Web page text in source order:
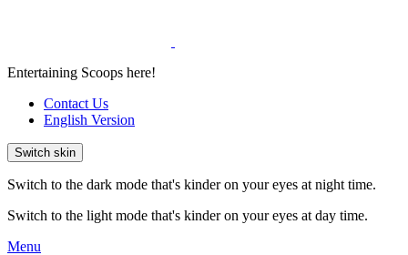
Entertaining Scoops here!
Contact Us
English Version
Switch skin
Switch to the dark mode that's kinder on your eyes at night time.
Switch to the light mode that's kinder on your eyes at day time.
Menu